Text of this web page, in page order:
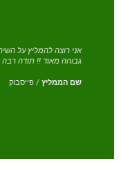
אני רוצה
גבוהה
שם הממליץ